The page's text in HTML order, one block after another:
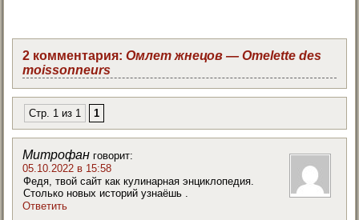
2 комментария:Омлет жнецов — Omelette des
moissonneurs
Стр. 1 из 1 1
Митрофан говорит:
05.10.2022 в 15:58
Федя, твой сайт как кулинарная энциклопедия.
Столько новых историй узнаёшь .
Ответить